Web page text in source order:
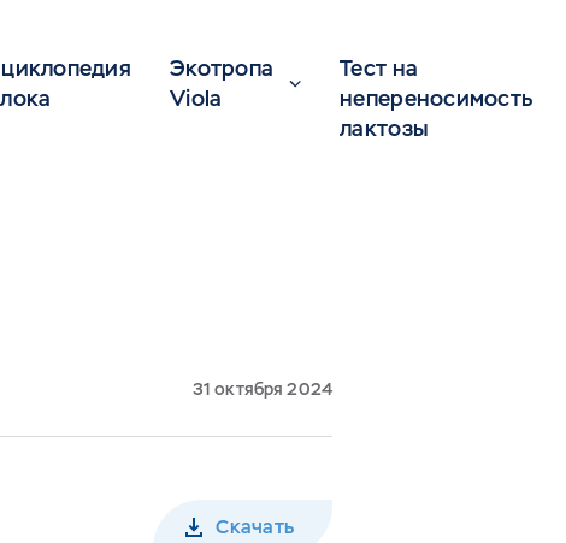
Экотропа
Viola
Тест на
непереносимость
лактозы
31 октября 2024
Скачать